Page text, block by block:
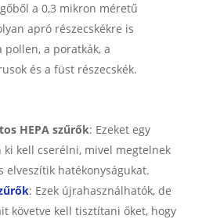
a 0,3 mikron méretű
apró részecskékre is
pollen, a poratkák, a
és a füst részecskék.
HEPA szűrők: Ezeket egy
ki kell cserélni, mivel megtelnek
elveszítik hatékonyságukat.
: Ezek újrahasználhatók, de
követve kell tisztítani őket, hogy